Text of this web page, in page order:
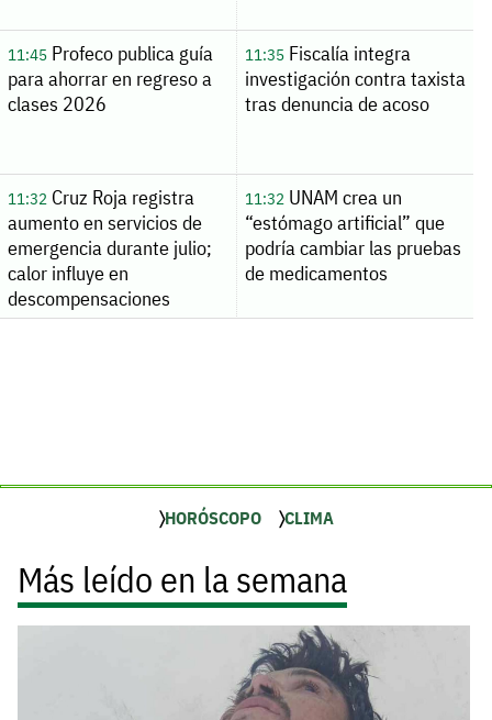
11:45Profeco publica guía
para ahorrar en regreso a
clases 2026
11:35Fiscalía integra
investigación contra taxista
tras denuncia de acoso
11:32Cruz Roja registra
aumento en servicios de
emergencia durante julio;
calor influye en
descompensaciones
11:32UNAM crea un
“estómago artificial” que
podría cambiar las pruebas
de medicamentos
HORÓSCOPO CLIMA
Más leído en la semana